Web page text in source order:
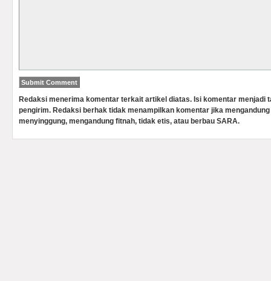
Redaksi menerima komentar terkait artikel diatas. Isi komentar menjadi
pengirim. Redaksi berhak tidak menampilkan komentar jika
menyinggung, mengandung fitnah, tidak etis, atau berbau SARA.